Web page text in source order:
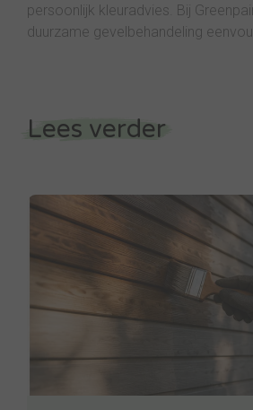
persoonlijk kleuradvies. Bij
duurzame gevelbehandeling
Lees verder